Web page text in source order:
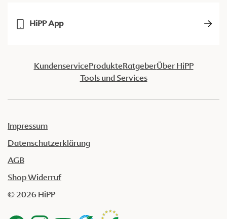
HiPP App
KundenserviceProdukteRatgeberÜber HiPP
Tools und Services
Impressum
Datenschutzerklärung
AGB
Shop Widerruf
© 2026 HiPP